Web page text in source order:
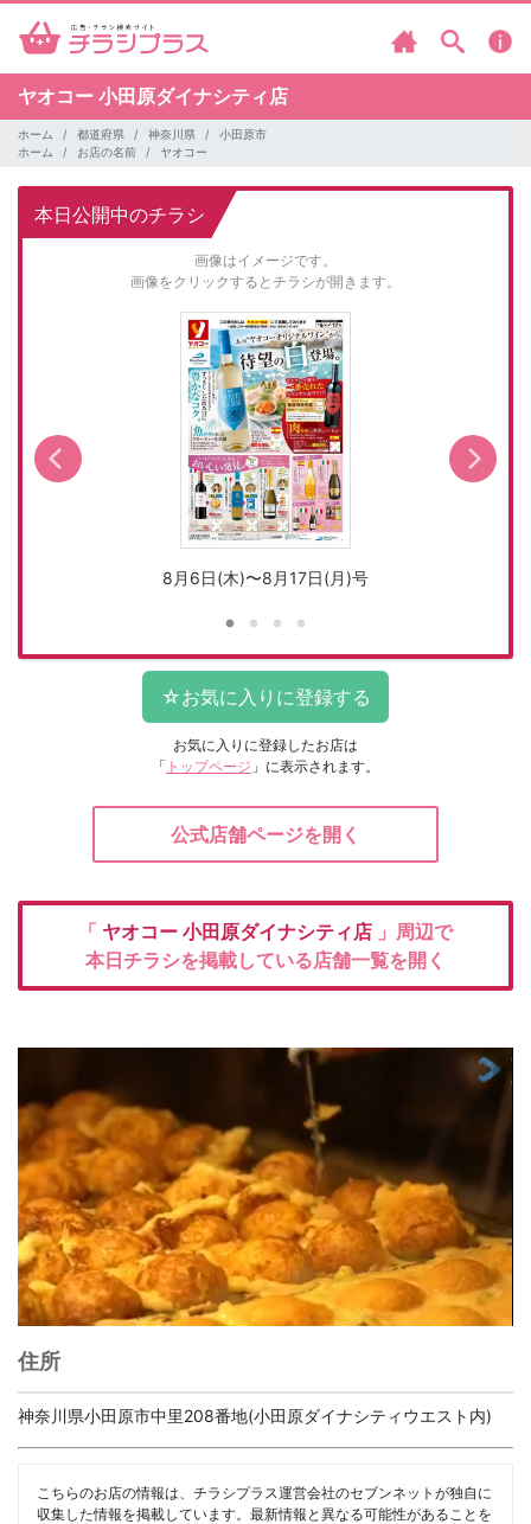
ヤオコー 小田原ダイナシティ店
ホーム 都道府県 神奈川県
小田原市
ホーム
お店の名前 ヤオコー
本日公開中のチラシ
画像はイメージです。
画像をクリックするとチラシが開きます。
8月6日(木)〜8月17日(月)号
お気に入りに登録したお店は
「 トップページ 」に表示されます。
公式店舗ページを開く
「 ヤオコー 小田原ダイナシティ店 」周辺で
本日チラシを掲載している店舗一覧を開く
住所
神奈川県小田原市中里208番地(小田原ダイナシティウエスト内)
こちらのお店の情報は、チラシプラス運営会社のセブンネットが独自に
収集した情報を掲載しています。最新情報と異なる可能性があることを